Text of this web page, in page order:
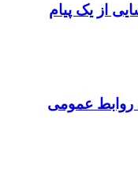
از یک پیام
روابط عمومی